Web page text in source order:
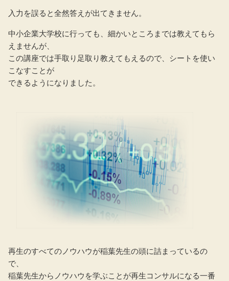
入力を誤ると全然答えが出てきません。
中小企業大学校に行っても、細かいところまでは教えてもら
えませんが、
この講座では手取り足取り教えてもえるので、シートを使い
こなすことが
できるようになりました。
再生のすべてのノウハウが稲葉先生の頭に詰まっているの
で、
稲葉先生からノウハウを学ぶことが再生コンサルになる一番